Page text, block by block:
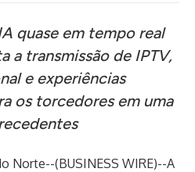
quase em tempo real
a transmissão de IPTV,
e experiências
os torcedores em uma
Norte--(BUSINESS WIRE)--A